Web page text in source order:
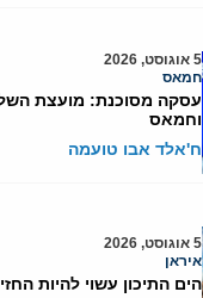
5 אוגוסט, 2026
חמאס
עסקה מסוכנת: מועצת
וחמאס
ח'אלד אבו טועמה
5 אוגוסט, 2026
איראן
הים התיכון עשוי להיות